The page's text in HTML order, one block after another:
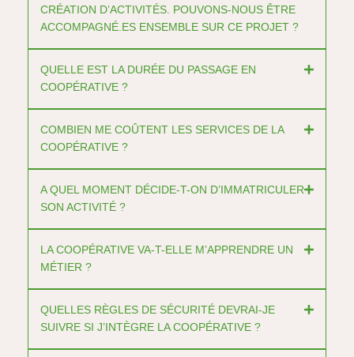
CRÉATION D’ACTIVITÉS. POUVONS-NOUS ÊTRE
ACCOMPAGNÉ.ES ENSEMBLE SUR CE PROJET ?
QUELLE EST LA DURÉE DU PASSAGE EN
COOPÉRATIVE ?
COMBIEN ME COÛTENT LES SERVICES DE LA
COOPÉRATIVE ?
A QUEL MOMENT DÉCIDE-T-ON D’IMMATRICULER
SON ACTIVITÉ ?
LA COOPÉRATIVE VA-T-ELLE M’APPRENDRE UN
MÉTIER ?
QUELLES RÈGLES DE SÉCURITÉ DEVRAI-JE
SUIVRE SI J’INTÈGRE LA COOPÉRATIVE ?